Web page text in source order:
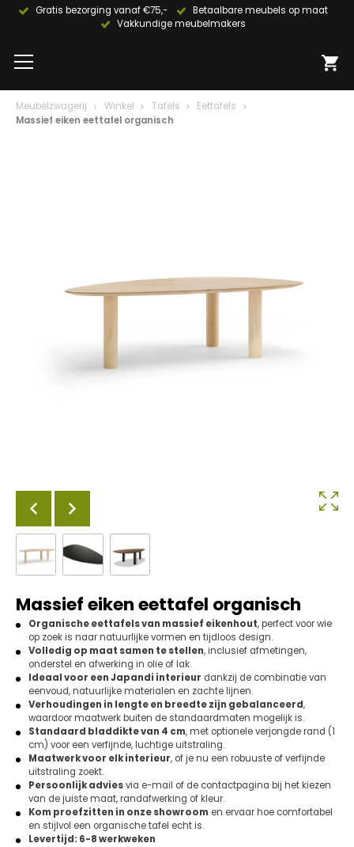
Gratis bezorging vanaf €75,-
Betaalbare meubels op maat
Vakkundige meubelmakers
Meubelzwagerij Winkel Tafels
Eettafels
Massief eiken eettafel organisch
Massief eiken eettafel organisch
Organische eettafels van massief eikenhout, perfect voor wie
op zoek is naar natuurlijke vormen en tijdloos design.
Volledig op maat samen te stellen, inclusief afmetingen,
onderstel en afwerking in olie of lak.
Ideaal voor een Japandi interieur dankzij de combinatie van
eenvoud, natuurlijke materialen en zachte lijnen.
Verhoudingen in lengte en breedte zijn gebalanceerd,
waardoor maatwerk buiten de standaardmaten mogelijk is.
Standaard bladdikte van 4 cm, met optionele verjongde rand (1
cm) voor een verfijnde, luchtige uitstraling.
Maatwerk voor elk interieur, of je nu een robuuste of verfijnde
uitstraling zoekt.
Persoonlijk adviesvia e-mail of de contactpagina bij het kiezen
van de juiste maat, randafwerking of kleur.
Kom proefzitten in onze showroom en ervaar hoe comfortabel
en stijlvol een organische tafel echt is.
Levertijd: 6-8 werkweken